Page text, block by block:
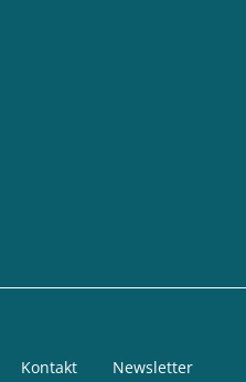
Kontakt Newsletter